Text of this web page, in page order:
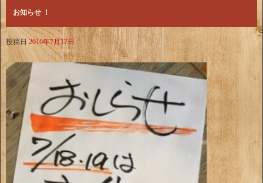
お知らせ ！
投稿日 2016年7月17日